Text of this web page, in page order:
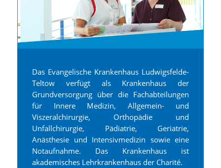
Das Evangelische Krankenhaus Ludwigsfelde-
Teltow verfügt als Krankenhaus der
Grundversorgung über die Fachabteilungen
für Innere Medizin, Allgemein- und
Viszeralchirurgie, Orthopädie und
Unfallchirurgie, Pädiatrie, Geriatrie,
Anästhesie und Intensivmedizin sowie eine
Notaufnahme. Das Krankenhaus ist
akademisches Lehrkrankenhaus der Charité.